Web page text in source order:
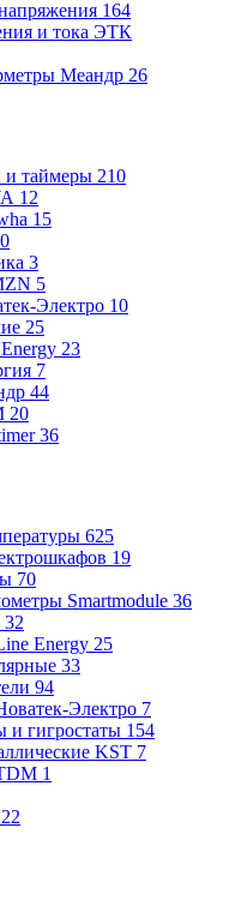
164
и тока ЭТК
Меандр 26
и таймеры 210
12
15
3
5
Электро 10
25
23
7
44
20
36
625
19
70
Smartmodule 36
32
Energy 25
33
94
Электро 7
и гигростаты 154
KST 7
1